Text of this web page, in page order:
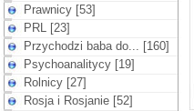
Prawnicy [53]
PRL [23]
Przychodzi baba do... [160]
Psychoanalitycy [19]
Rolnicy [27]
Rosja i Rosjanie [52]